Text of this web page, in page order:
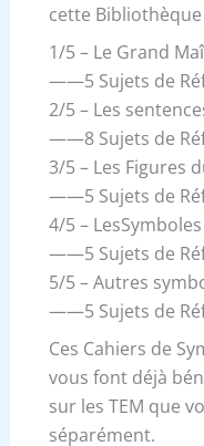
cette Bibliothèque
1/5 – Le Grand
——5 Sujets de
2/5 – Les
——8 Sujets de
3/5 – Les Figures
——5 Sujets de
4/5 –
——5 Sujets de
5/5 – Autres
——5 Sujets de
Ces Cahiers de
vous font déjà
sur les TEM que
séparément.